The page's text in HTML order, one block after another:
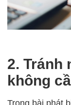
2. Tránh
không
Trong bài phát